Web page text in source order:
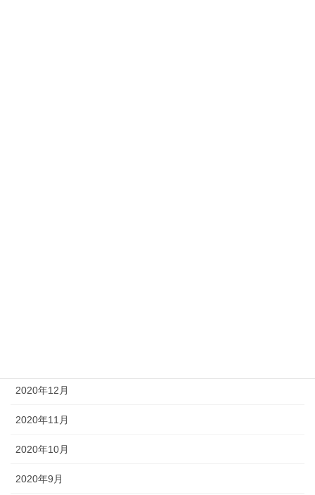
2020年12月
2020年11月
2020年10月
2020年9月